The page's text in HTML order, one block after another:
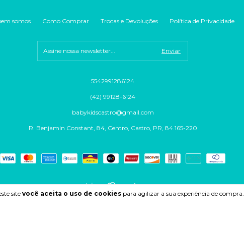
site você aceita o uso de cookiespara agilizar a sua experiência de compra.
somos Como Comprar Trocas e Devoluções Política de Privacidade
5542991286124
(42) 99128-6124
babykidscastro@gmail.com
R. Benjamin Constant, 84, Centro, Castro, PR, 84.165-220